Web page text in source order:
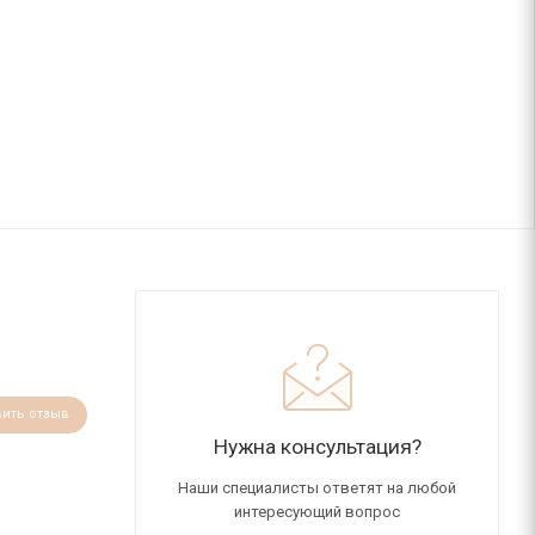
отзыв
Нужна консультация?
Наши специалисты ответят на любой
интересующий вопрос